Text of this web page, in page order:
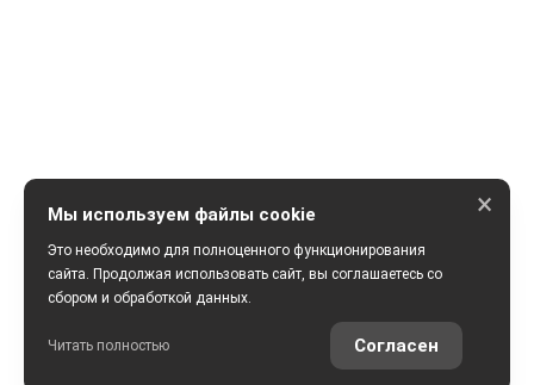
ПОЛУЧИТЬ КОНСУЛЬТАЦИЮ
Мы используем файлы cookie
Это необходимо для полноценного функционирования
сайта. Продолжая использовать сайт, вы соглашаетесь со
сбором и обработкой данных.
Читать полностью Согласен
×